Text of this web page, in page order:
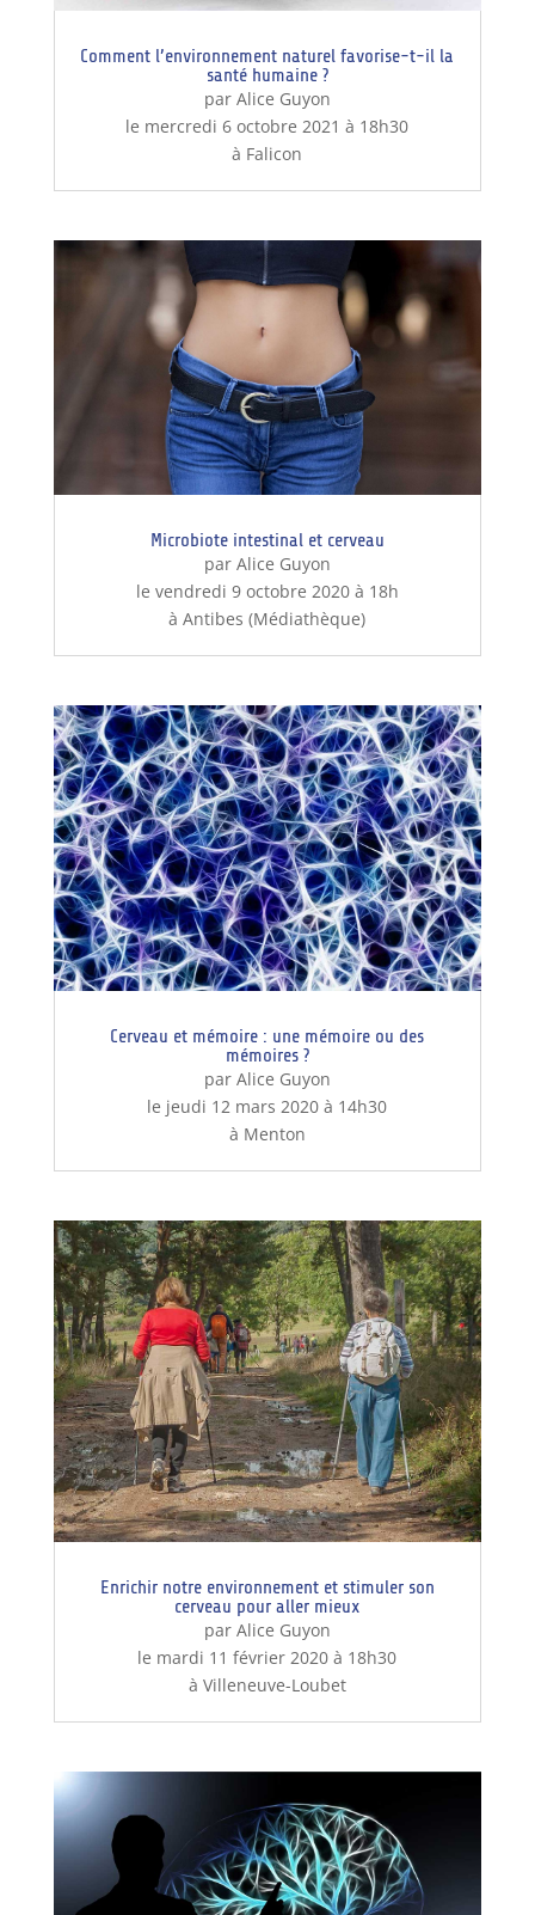
Comment l’environnement naturel favorise-t-il la
santé humaine ?
par Alice Guyon
le mercredi 6 octobre 2021 à 18h30
à Falicon
Microbiote intestinal et cerveau
par Alice Guyon
le vendredi 9 octobre 2020 à 18h
à Antibes (Médiathèque)
Cerveau et mémoire : une mémoire ou des
mémoires ?
par Alice Guyon
le jeudi 12 mars 2020 à 14h30
à Menton
Enrichir notre environnement et stimuler son
cerveau pour aller mieux
par Alice Guyon
le mardi 11 février 2020 à 18h30
à Villeneuve-Loubet